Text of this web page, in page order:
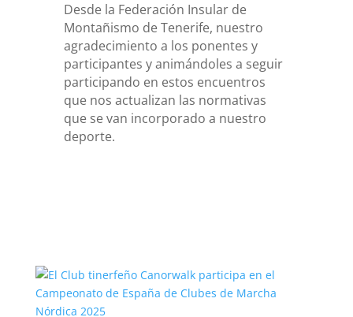
Desde la Federación Insular de
Montañismo de Tenerife, nuestro
agradecimiento a los ponentes y
participantes y animándoles a seguir
participando en estos encuentros
que nos actualizan las normativas
que se van incorporado a nuestro
deporte.